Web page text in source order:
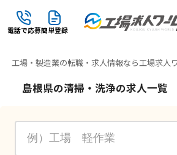
電話で応募簡単登録
工場・製造業の転職・求人情報なら工場求人
島根県の清掃・洗浄の求人一覧